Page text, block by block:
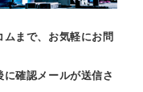
まで、お気軽にお問
確認メールが送信さ